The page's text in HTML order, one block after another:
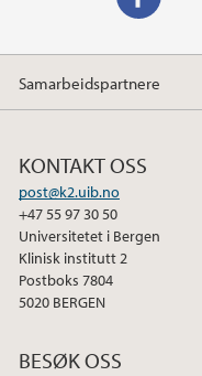
a
c
e
o
o
k
Samarbeidspartnere
KONTAKT OSS
post@k2.uib.no
+47 55 97 30 50
Universitetet i Bergen
Klinisk institutt 2
Postboks 7804
5020 BERGEN
BESØK OSS